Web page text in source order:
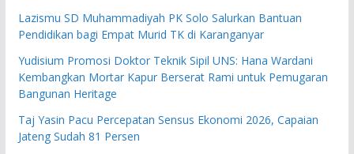
Lazismu SD Muhammadiyah PK Solo Salurkan Bantuan
Pendidikan bagi Empat Murid TK di Karanganyar
Yudisium Promosi Doktor Teknik Sipil UNS: Hana Wardani
Kembangkan Mortar Kapur Berserat Rami untuk Pemugaran
Bangunan Heritage
Taj Yasin Pacu Percepatan Sensus Ekonomi 2026, Capaian
Jateng Sudah 81 Persen